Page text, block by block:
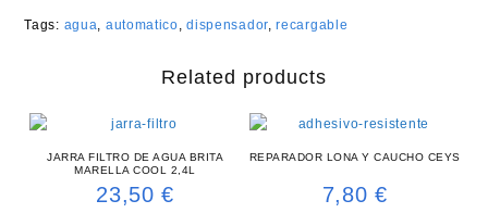
Tags: agua, automatico,dispensador,recargable
Related products
JARRA FILTRO DE AGUA BRITA
MARELLA COOL 2,4L
23,50€
REPARADOR LONA Y CAUCHO CEYS
7,80€